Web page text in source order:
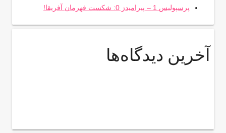
پرسپولیس 1 – پیرامیدز 0: شکست قهرمان آفریقا!
آخرین دیدگاه‌ها